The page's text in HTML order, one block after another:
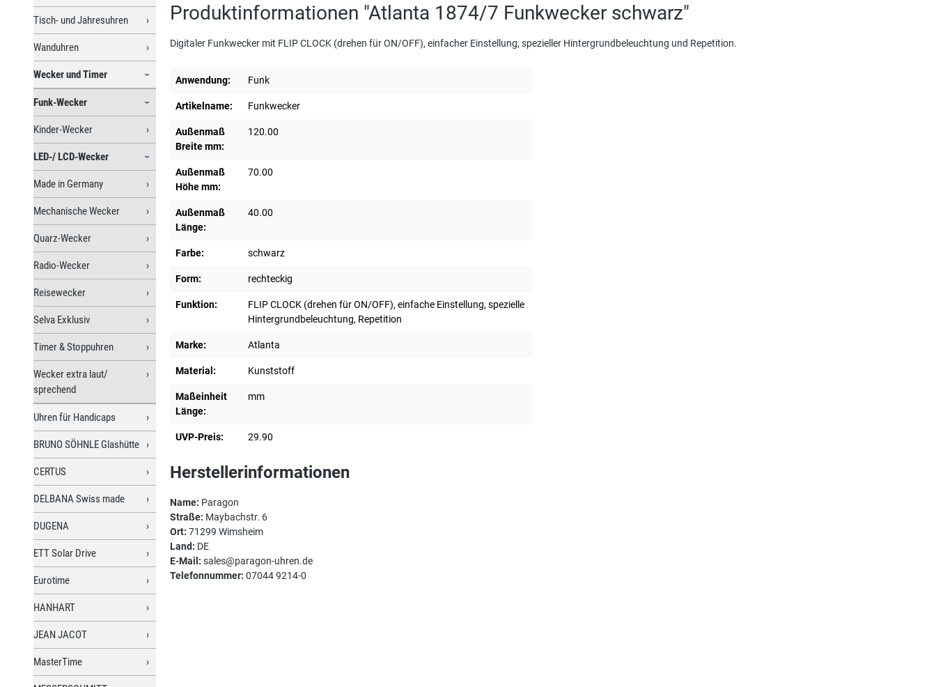
Tisch- und Jahresuhren
Wanduhren
Wecker und Timer
Funk-Wecker
Kinder-Wecker
LED-/ LCD-Wecker
Made in Germany
Mechanische Wecker
Quarz-Wecker
Radio-Wecker
Reisewecker
Selva Exklusiv
Timer & Stoppuhren
Wecker extra laut/
sprechend
Uhren für Handicaps
BRUNO SÖHNLE Glashütte
CERTUS
DELBANA Swiss made
DUGENA
ETT Solar Drive
Eurotime
HANHART
JEAN JACOT
MasterTime
Produktinformationen "Atlanta 1874/7 Funkwecker schwarz"
Digitaler Funkwecker mit FLIP CLOCK (drehen für ON/OFF), einfacher Einstellung, spezieller Hintergrundbeleuchtung und Repetition.
Anwendung: Funk
Artikelname: Funkwecker
Außenmaß
Breite mm:
120.00
Außenmaß
Höhe mm:
70.00
Außenmaß
Länge:
40.00
Farbe: schwarz
Form: rechteckig
Funktion:
FLIP CLOCK (drehen für ON/OFF), einfache Einstellung, spezielle
Hintergrundbeleuchtung, Repetition
Marke: Atlanta
Material: Kunststoff
Maßeinheit
Länge:
mm
UVP-Preis: 29.90
Herstellerinformationen
Name: Paragon
Straße: Maybachstr. 6
Ort: 71299 Wimsheim
Land: DE
E-Mail: sales@paragon-uhren.de
Telefonnummer: 07044 9214-0